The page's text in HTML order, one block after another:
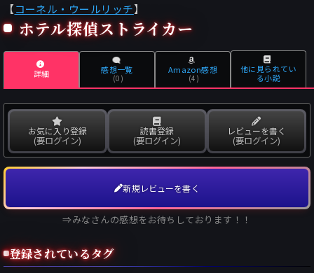
【コーネル・ウールリッチ】
ホテル探偵ストライカー
詳細 感想一覧
(0)
Amazon感想
(4)
他に見られてい
る小説
お気に入り登録
(要ログイン)
読書登録
(要ログイン)
レビューを書く
(要ログイン)
新規レビューを書く
⇒みなさんの感想をお待ちしております！！
登録されているタグ